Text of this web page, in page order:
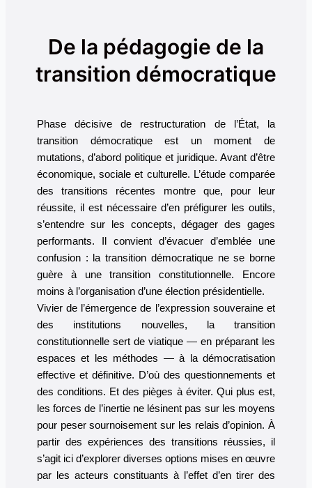
De la pédagogie de la
transition démocratique
Phase décisive de restructuration de l’État, la
transition démocratique est un moment de
mutations, d’abord politique et juridique. Avant d’être
économique, sociale et culturelle. L’étude comparée
des transitions récentes montre que, pour leur
réussite, il est nécessaire d’en préfigurer les outils,
s’entendre sur les concepts, dégager des gages
performants. Il convient d’évacuer d’emblée une
confusion : la transition démocratique ne se borne
guère à une transition constitutionnelle. Encore
moins à l’organisation d’une élection présidentielle.
Vivier de l’émergence de l’expression souveraine et
des institutions nouvelles, la transition
constitutionnelle sert de viatique — en préparant les
espaces et les méthodes — à la démocratisation
effective et définitive. D’où des questionnements et
des conditions. Et des pièges à éviter. Qui plus est,
les forces de l’inertie ne lésinent pas sur les moyens
pour peser sournoisement sur les relais d’opinion. À
partir des expériences des transitions réussies, il
s’agit ici d’explorer diverses options mises en œuvre
par les acteurs constituants à l’effet d’en tirer des